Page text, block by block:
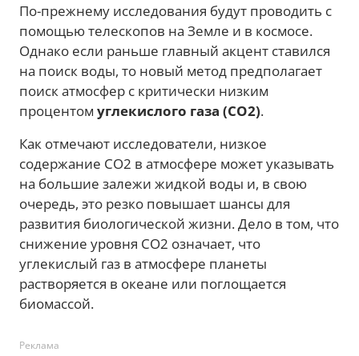
По-прежнему исследования будут проводить с
помощью телескопов на Земле и в космосе.
Однако если раньше главный акцент ставился
на поиск воды, то новый метод предполагает
поиск атмосфер с критически низким
процентом углекислого газа (CO2).
Как отмечают исследователи, низкое
содержание CO2 в атмосфере может указывать
на большие залежи жидкой воды и, в свою
очередь, это резко повышает шансы для
развития биологической жизни. Дело в том, что
снижение уровня CO2 означает, что
углекислый газ в атмосфере планеты
растворяется в океане или поглощается
биомассой.
Реклама